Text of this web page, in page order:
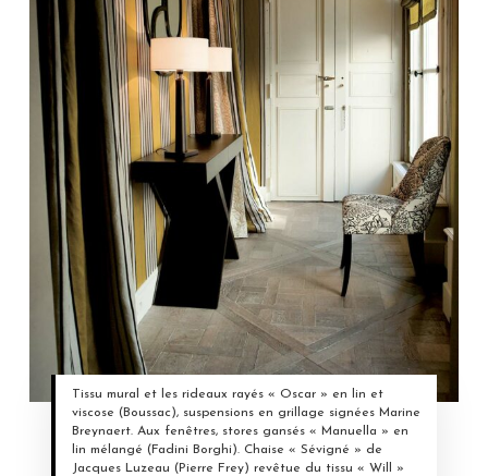
Tissu mural et les rideaux rayés « Oscar » en lin et
viscose (Boussac), suspensions en grillage signées Marine
Breynaert. Aux fenêtres, stores gansés « Manuella » en
lin mélangé (Fadini Borghi). Chaise « Sévigné » de
Jacques Luzeau (Pierre Frey) revêtue du tissu « Will »